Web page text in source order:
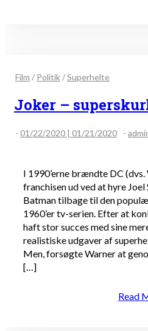
Film / Politik/Superhelte
Joker –
- 01/22/2020 | 01/21/2020 -
I 1990’erne brændte DC
franchisen ud ved at hyre
Batman tilbage til den
1960’er tv-serien. Efter at
haft stor succes med sine
realistiske udgaver af
Men, forsøgte Warner at
[…]
Read